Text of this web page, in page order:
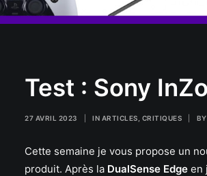
Test : Sony
27 AVRIL 2023 IN ARTICLES CRITIQUES BY
Cette semaine je vous propose un
produit. Après la DualSense Edge en